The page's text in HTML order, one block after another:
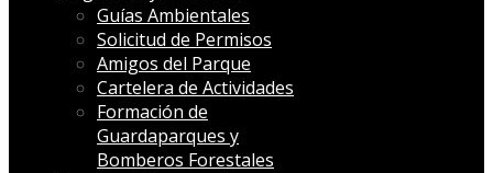
Guías Ambientales
Solicitud de Permisos
Amigos del Parque
Cartelera de Actividades
Formación de
Guardaparques y
Bomberos Forestales